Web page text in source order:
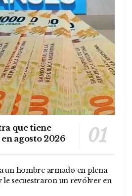
que tiene
en agosto 2026
un hombre armado en plena
le secuestraron un revólver en